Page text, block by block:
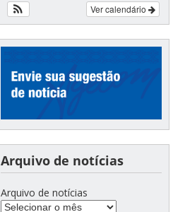
Ver calendário
Arquivo de notícias
Arquivo de notícias